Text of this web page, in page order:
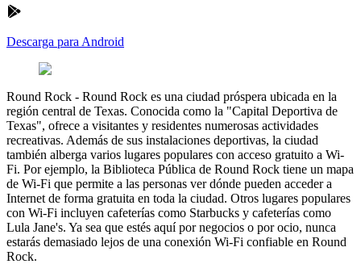
Descarga para Android
Round Rock - Round Rock es una ciudad próspera ubicada en la
región central de Texas. Conocida como la "Capital Deportiva de
Texas", ofrece a visitantes y residentes numerosas actividades
recreativas. Además de sus instalaciones deportivas, la ciudad
también alberga varios lugares populares con acceso gratuito a Wi-
Fi. Por ejemplo, la Biblioteca Pública de Round Rock tiene un mapa
de Wi-Fi que permite a las personas ver dónde pueden acceder a
Internet de forma gratuita en toda la ciudad. Otros lugares populares
con Wi-Fi incluyen cafeterías como Starbucks y cafeterías como
Lula Jane's. Ya sea que estés aquí por negocios o por ocio, nunca
estarás demasiado lejos de una conexión Wi-Fi confiable en Round
Rock.